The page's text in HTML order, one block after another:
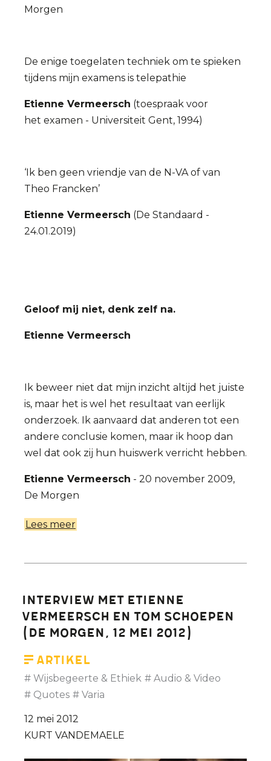
Morgen
De enige toegelaten techniek om te spieken
tijdens mijn examens is telepathie
Etienne Vermeersch (toespraak voor
het examen - Universiteit Gent, 1994)
‘Ik ben geen vriendje van de N-VA of van
Theo Francken’
Etienne Vermeersch (De Standaard -
24.01.2019)
Geloof mij niet, denk zelf na.
Etienne Vermeersch
Ik beweer niet dat mijn inzicht altijd het juiste
is, maar het is wel het resultaat van eerlijk
onderzoek. Ik aanvaard dat anderen tot een
andere conclusie komen, maar ik hoop dan
wel dat ook zij hun huiswerk verricht hebben.
Etienne Vermeersch - 20 november 2009,
De Morgen
Lees meer
Interview met Etienne
Vermeersch en Tom Schoepen
(De Morgen, 12 mei 2012)
Artikel
Wijsbegeerte & Ethiek
Audio & Video
Quotes
Varia
12 mei 2012
KURT VANDEMAELE